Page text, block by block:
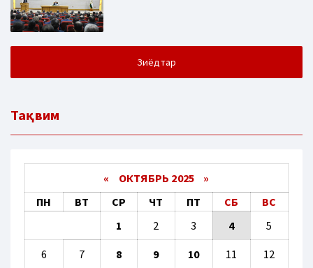
Зиёдтар
Тақвим
« ОКТЯБРЬ 2025 »
ПН
ВТ СР ЧТ ПТ СБ
ВС
1
2 3 4 5
6 7 8 9 10 11 12